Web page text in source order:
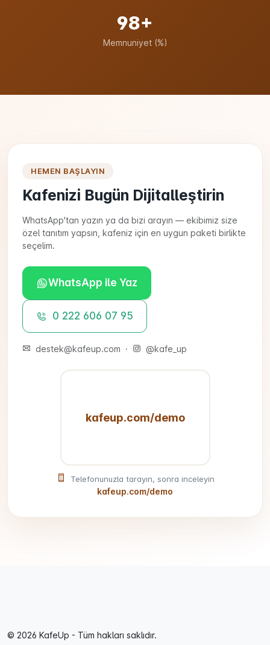
98+
Memnuniyet (%)
HEMEN BAŞLAYIN
Kafenizi Bugün Dijitalleştirin
WhatsApp'tan yazın ya da bizi arayın — ekibimiz size
özel tanıtım yapsın, kafeniz için en uygun paketi birlikte
seçelim.
WhatsApp ile Yaz
0 222 606 07 95
destek@kafeup.com · @kafe_up
kafeup.com/demo
Telefonunuzla tarayın, sonra inceleyin
kafeup.com/demo
© 2026 KafeUp - Tüm hakları saklıdır.